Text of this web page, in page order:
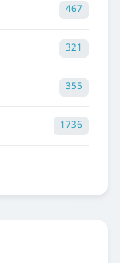
467
321
355
1736